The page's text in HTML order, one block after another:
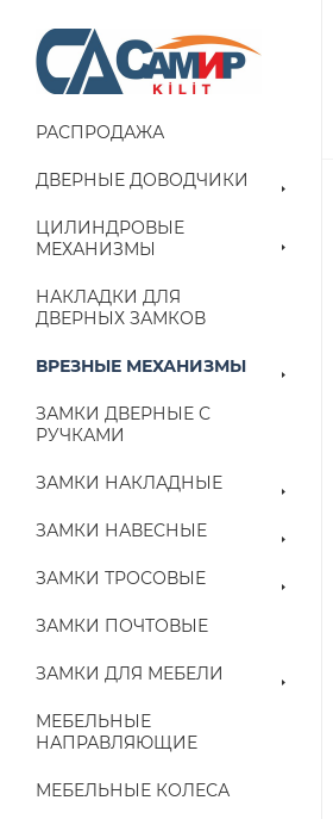
РАСПРОДАЖА
ДВЕРНЫЕ ДОВОДЧИКИ
ЦИЛИНДРОВЫЕ
МЕХАНИЗМЫ
НАКЛАДКИ ДЛЯ
ДВЕРНЫХ ЗАМКОВ
ВРЕЗНЫЕ МЕХАНИЗМЫ
ЗАМКИ ДВЕРНЫЕ С
РУЧКАМИ
ЗАМКИ НАКЛАДНЫЕ
ЗАМКИ НАВЕСНЫЕ
ЗАМКИ ТРОСОВЫЕ
ЗАМКИ ПОЧТОВЫЕ
ЗАМКИ ДЛЯ МЕБЕЛИ
МЕБЕЛЬНЫЕ
НАПРАВЛЯЮЩИЕ
МЕБЕЛЬНЫЕ КОЛЕСА